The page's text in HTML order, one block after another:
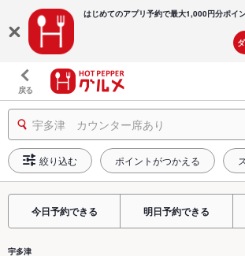
はじめてのアプリ予約で最大1,000円分ポイ
戻る
宇多津 カウンター席あり
絞り込む ポイントがつかえる
今日予約できる 明日予約できる
宇多津